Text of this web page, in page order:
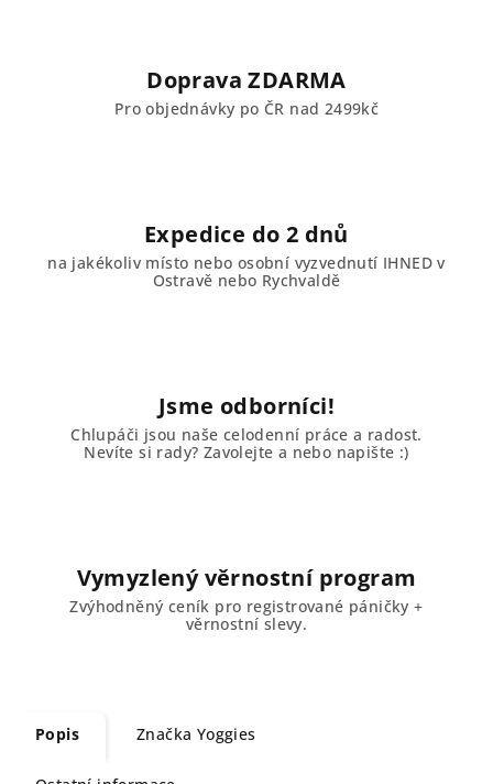
Doprava ZDARMA
Pro objednávky po ČR nad 2499kč
Expedice do 2 dnů
na jakékoliv místo nebo osobní vyzvednutí IHNED v
Ostravě nebo Rychvaldě
Jsme odborníci!
Chlupáči jsou naše celodenní práce a radost.
Nevíte si rady? Zavolejte a nebo napište :)
Vymyzlený věrnostní program
Zvýhodněný ceník pro registrované páničky +
věrnostní slevy.
Popis Značka Yoggies